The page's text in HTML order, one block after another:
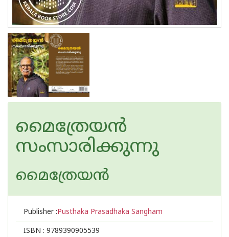
മൈത്രേയൻ
സംസാരിക്കുന്നു
മൈത്രേയന്‍
Publisher :Pusthaka Prasadhaka Sangham
ISBN : 9789390905539